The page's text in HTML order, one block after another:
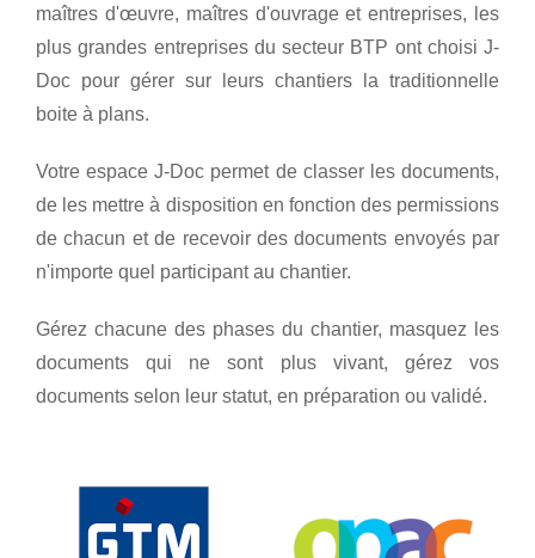
maîtres d'œuvre, maîtres d'ouvrage et entreprises, les
plus grandes entreprises du secteur BTP ont choisi J-
Doc pour gérer sur leurs chantiers la traditionnelle
boite à plans.
Votre espace J-Doc permet de classer les documents,
de les mettre à disposition en fonction des permissions
de chacun et de recevoir des documents envoyés par
n'importe quel participant au chantier.
Gérez chacune des phases du chantier, masquez les
documents qui ne sont plus vivant, gérez vos
documents selon leur statut, en préparation ou validé.